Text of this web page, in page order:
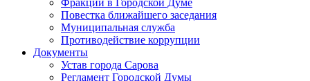
Фракции в Городской Думе
Повестка ближайшего заседания
Муниципальная служба
Противодействие коррупции
Документы
Устав города Сарова
Регламент Городской Думы